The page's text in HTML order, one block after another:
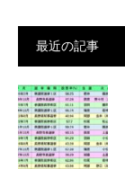
最近の記事